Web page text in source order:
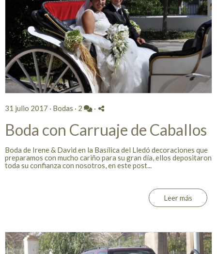
31 julio 2017 · Bodas · 2 ·
Boda con Carruaje de Caballos
Boda de Irene & David en la Basílica del Lledó decoraciones que
preparamos con mucho cariño para su gran día, ellos depositaron
toda su confianza con nosotros, en este post...
Leer más